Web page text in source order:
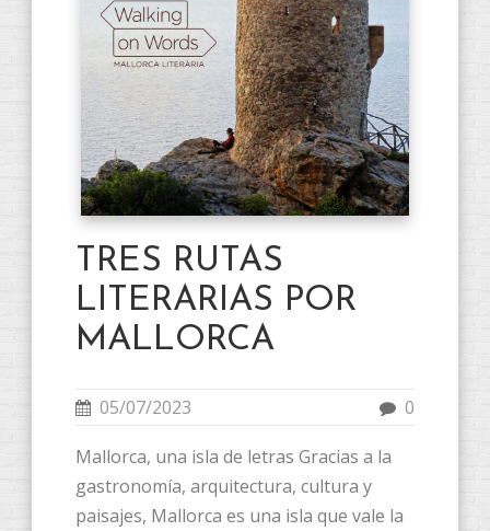
TRES RUTAS
LITERARIAS POR
MALLORCA
05/07/2023 0
Mallorca, una isla de letras Gracias a la
gastronomía, arquitectura, cultura y
paisajes, Mallorca es una isla que vale la